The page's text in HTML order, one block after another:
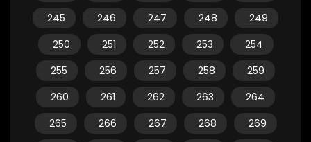
245
246 247 248
249
250
251 252 253
254
255
256 257 258
259
260
261 262 263
264
265
266 267 268
269